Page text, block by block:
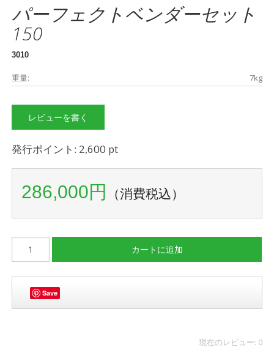
パーフェクトベンダーセット
150
3010
重量: 7kg
レビューを書く
発行ポイント: 2,600 pt
286,000円 （消費税込）
Save
現在のレビュー: 0